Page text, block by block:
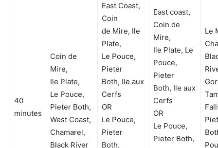
40
minutes
Coin de
Mire,
Ile Plate,
Le Pouce,
Pieter Both,
West Coast,
Chamarel,
Black River
East Coast,
Coin
de Mire, Ile
Plate,
Le Pouce,
Pieter
Both, Ile aux
Cerfs
OR
Le Pouce,
Pieter
Both,
East coast,
Coin de
Mire,
Ile Plate, Le
Pouce,
Pieter
Both, Ile aux
Cerfs
OR
Le Pouce,
Pieter Both,
Le